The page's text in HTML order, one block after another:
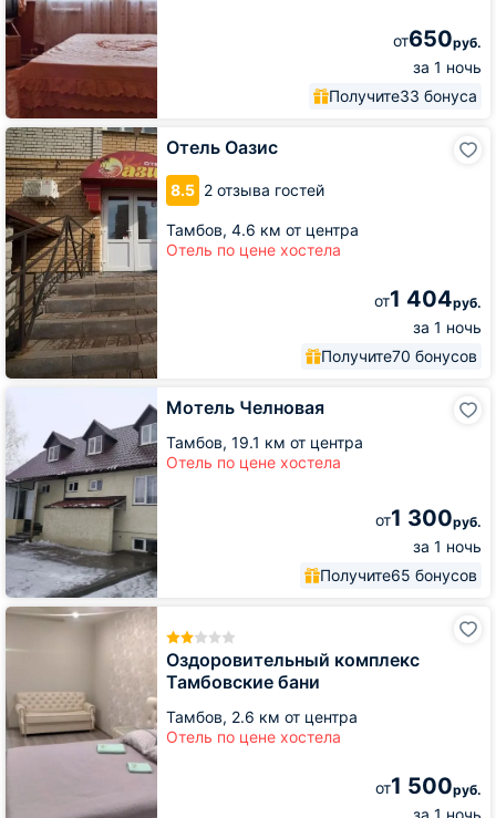
от650руб.
за 1 ночь
Получите33 бонуса
Отель Оазис
8.5 2 отзыва гостей
Тамбов, 4.6 км от центра
Отель по цене хостела
от1 404руб.
за 1 ночь
Получите70 бонусов
Отель
Оазис
Мотель Челновая
Тамбов, 19.1 км от центра
Отель по цене хостела
от1 300руб.
за 1 ночь
Получите65 бонусов
Оздоровительный комплекс
Тамбовские бани
Тамбов, 2.6 км от центра
Отель по цене хостела
от1 500руб.
за 1 ночь
Оздоровительный
Тамбовские